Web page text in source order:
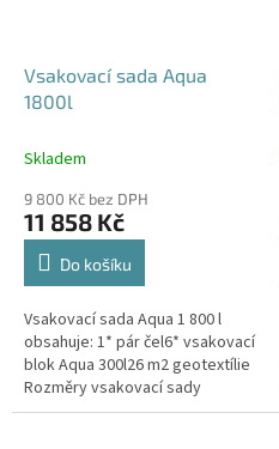
Vsakovací sada Aqua
1800l
Skladem
9 800 Kč bez DPH
11 858 Kč
Do košíku
Vsakovací sada Aqua 1 800 l
obsahuje: 1* pár čel6* vsakovací
blok Aqua 300l26 m2 geotextílie
Rozměry vsakovací sady
720x80x52 cm Nosnost bloků až